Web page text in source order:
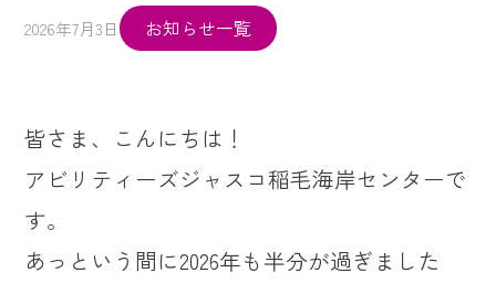
2026年7月3日 お知らせ一覧
皆さま、こんにちは！
アビリティーズジャスコ稲毛海岸センターで
す。
あっという間に2026年も半分が過ぎました